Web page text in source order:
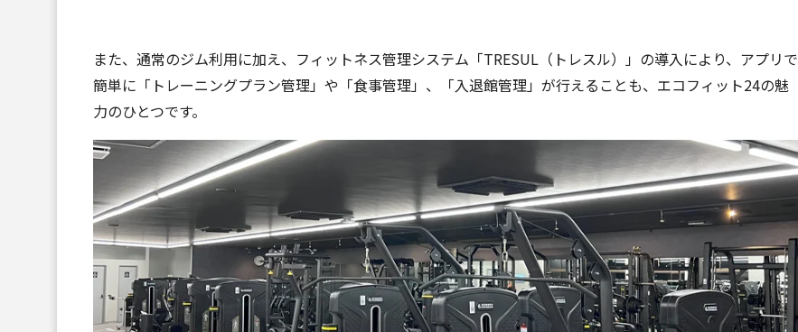
また、通常のジム利用に加え、フィットネス管理システム「TRESUL（トレスル）」の導入により、アプリで
簡単に「トレーニングプラン管理」や「食事管理」、「入退館管理」が行えることも、エコフィット24の魅
力のひとつです。